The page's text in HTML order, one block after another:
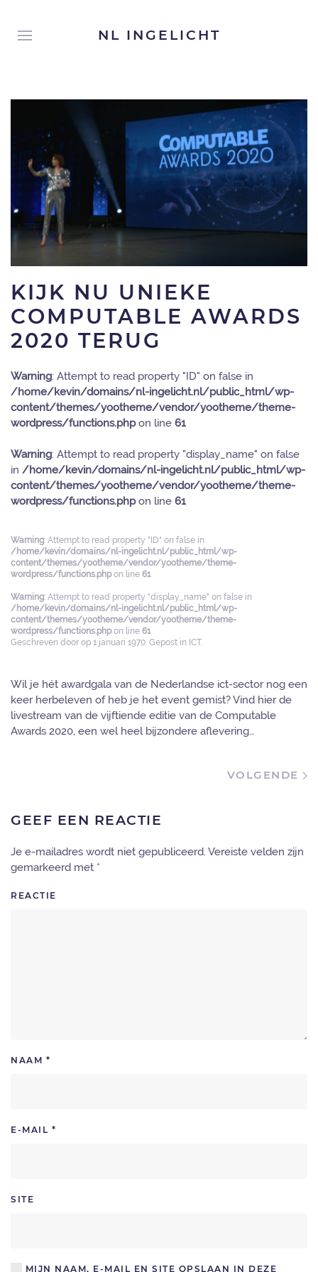
NL INGELICHT
KIJK NU UNIEKE
COMPUTABLE AWARDS
2020 TERUG
Warning: Attempt to read property "ID" on false in
/home/kevin/domains/nl-ingelicht.nl/public_html/wp-
content/themes/yootheme/vendor/yootheme/theme-
wordpress/functions.phpon line 61
Warning: Attempt to read property "display_name" on false
in /home/kevin/domains/nl-ingelicht.nl/public_html/wp-
content/themes/yootheme/vendor/yootheme/theme-
wordpress/functions.phpon line 61
Warning: Attempt to read property "ID" on false in
/home/kevin/domains/nl-ingelicht.nl/public_html/wp-
content/themes/yootheme/vendor/yootheme/theme-
wordpress/functions.phpon line 61
Warning: Attempt to read property "display_name" on false in
/home/kevin/domains/nl-ingelicht.nl/public_html/wp-
content/themes/yootheme/vendor/yootheme/theme-
wordpress/functions.phpon line 61
Geschreven door op 1 januari 1970. Gepost in ICT.
Wil je hét awardgala van de Nederlandse ict-sector nog een
keer herbeleven of heb je het event gemist? Vind hier de
livestream van de vijftiende editie van de Computable
Awards 2020, een wel heel bijzondere aflevering…
VOLGENDE
GEEF EEN REACTIE
Je e-mailadres wordt niet gepubliceerd. Vereiste velden zijn
gemarkeerd met *
REACTIE
NAAM *
E-MAIL *
SITE
MIJN NAAM, E-MAIL EN SITE OPSLAAN IN DEZE